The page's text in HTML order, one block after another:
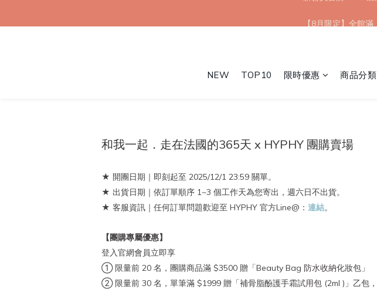
NEW TOP10 限時優惠 商品分類
和我一起．走在法國的365天 x HYPHY 團購賣場
★ 開團日期｜即刻起至 2025/12/1 23:59 關單。
★ 出貨日期｜依訂單順序 1~3 個工作天為您寄出，週六日不出貨。
★ 客服資訊｜任何訂單問題歡迎至 HYPHY 官方Line@： 連結。
【團購專屬優惠】
登入官網會員立即享
① 限量前 20 名，團購商品滿 $3500 贈「Beauty Bag 防水收納化妝包」
② 限量前 30 名，單筆滿 $1999 贈「補骨脂酚護手霜試用包 (2ml )」乙包，